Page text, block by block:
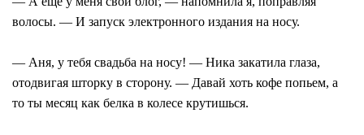
волосы. — И запуск электронного издания на носу.
— Аня, у тебя свадьба на носу! — Ника закатила глаза,
отодвигая шторку в сторону. — Давай хоть кофе попьем, а
то ты месяц как белка в колесе крутишься.